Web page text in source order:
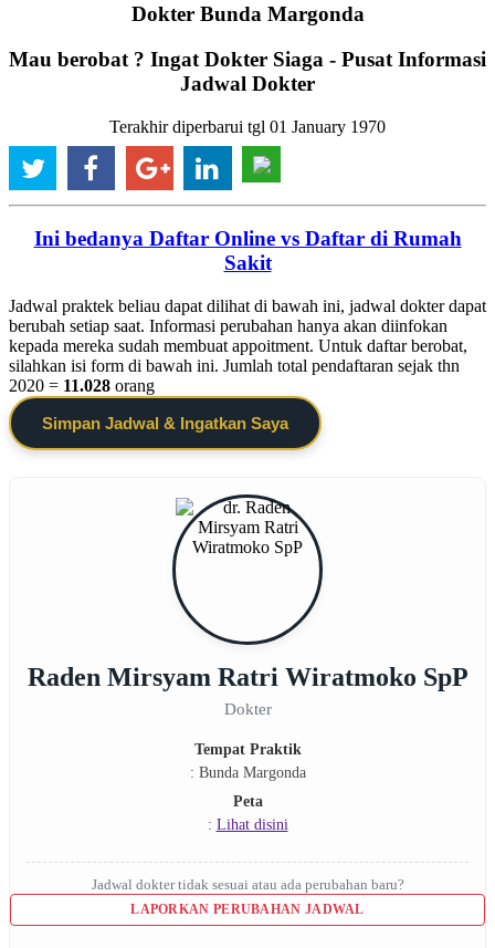
Dokter Bunda Margonda
Mau berobat ? Ingat Dokter Siaga - Pusat Informasi
Jadwal Dokter
Terakhir diperbarui tgl 01 January 1970
Ini bedanya Daftar Online vs Daftar di Rumah
Sakit
Jadwal praktek beliau dapat dilihat di bawah ini, jadwal dokter dapat
berubah setiap saat. Informasi perubahan hanya akan diinfokan
kepada mereka sudah membuat appoitment. Untuk daftar berobat,
silahkan isi form di bawah ini. Jumlah total pendaftaran sejak thn
2020 = 11.028 orang
Simpan Jadwal & Ingatkan Saya
Raden Mirsyam Ratri Wiratmoko SpP
Dokter
Tempat Praktik
: Bunda Margonda
Peta
: Lihat disini
Jadwal dokter tidak sesuai atau ada perubahan baru?
LAPORKAN PERUBAHAN JADWAL